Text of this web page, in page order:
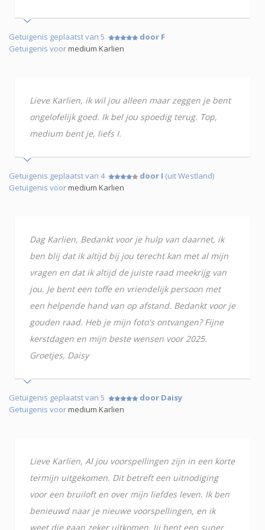
Getuigenis geplaatst van 5
door F
Getuigenis voormedium Karlien
Lieve Karlien, ik wil jou alleen maar zeggen je bent
ongelofelijk goed. Ik bel jou spoedig terug. Top,
medium bent je, liefs I.
Getuigenis geplaatst van 4 door I (uit Westland)
Getuigenis voormedium Karlien
Dag Karlien, Bedankt voor je hulp van daarnet, ik
ben blij dat ik altijd bij jou terecht kan met al mijn
vragen en dat ik altijd de juiste raad meekrijg van
jou. Je bent een toffe en vriendelijk persoon met
een helpende hand van op afstand. Bedankt voor je
gouden raad. Heb je mijn foto's ontvangen? Fijne
kerstdagen en mijn beste wensen voor 2025.
Groetjes, Daisy
Getuigenis geplaatst van 5
door Daisy
Getuigenis voormedium Karlien
Lieve Karlien, Al jou voorspellingen zijn in een korte
termijn uitgekomen. Dit betreft een uitnodiging
voor een bruiloft en over mijn liefdes leven. Ik ben
benieuwd naar je nieuwe voorspellingen, en ik
weet die gaan zeker uitkomen. Jij bent een super